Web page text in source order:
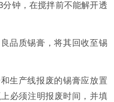
钟，在搅拌前不能解开透
品质锡膏，将其回收至锡
生产线报废的锡膏应放置
必须注明报废时间，并填